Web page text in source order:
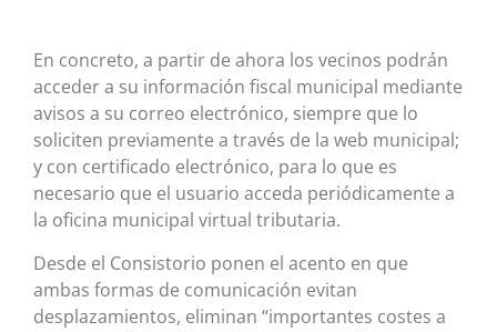
En concreto, a partir de ahora los vecinos podrán
acceder a su información fiscal municipal mediante
avisos a su correo electrónico, siempre que lo
soliciten previamente a través de la web municipal;
y con certificado electrónico, para lo que es
necesario que el usuario acceda periódicamente a
la oficina municipal virtual tributaria.
Desde el Consistorio ponen el acento en que
ambas formas de comunicación evitan
desplazamientos, eliminan “importantes costes a